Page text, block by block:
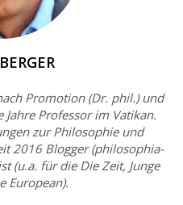
Promotion (Dr. phil.) und
Professor im Vatikan.
zur Philosophie und
2016 Blogger (philosophia-
(u.a. für die Die Zeit, Junge
European).